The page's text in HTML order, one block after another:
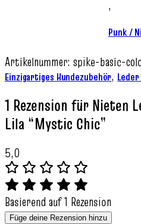
,
Punk /
Artikelnummer: spike-basic-
Einzigartiges Hundezubehör,
1 Rezension fürNieten
Lila “Mystic Chic”
5,0
Basierend auf 1 Rezension
Füge deine Rezension hinzu